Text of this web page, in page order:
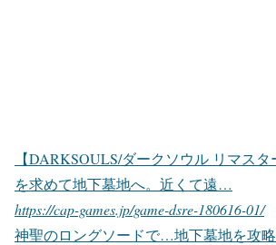
【DARKSOULS/ダークソウル リマス
を求めて地下墓地へ。近くて遠…
https://cap-games.jp/game-dsre-180616-01/
神聖のロングソードで…地下墓地を攻